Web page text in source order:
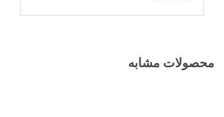
محصولات مشابه